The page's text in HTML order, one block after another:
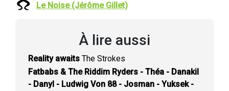
Le Noise (Jérôme Gillet)
À lire aussi
Reality awaits The Strokes
Fatbabs & The Riddim Ryders - Théa - Danakil
- Danyl - Ludwig Von 88 - Josman - Yuksek -